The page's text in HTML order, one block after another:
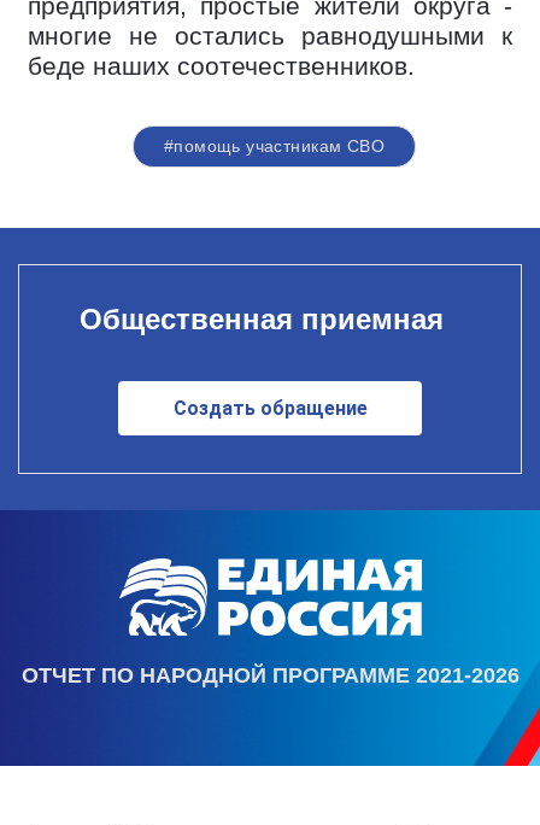
предприятия, простые жители округа -
многие не остались равнодушными к
беде наших соотечественников.
#помощь участникам СВО
Общественная приемная
Создать обращение
ОТЧЕТ ПО НАРОДНОЙ ПРОГРАММЕ 2021-2026